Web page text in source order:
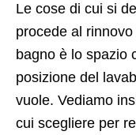
Le cose di cui si
procede al
bagno è lo spazio
posizione del
vuole. Vediamo
cui scegliere per